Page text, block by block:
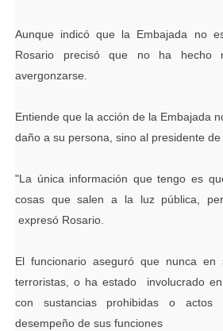
Aunque indicó que la Embajada no
Rosario precisó que no ha hecho
avergonzarse.
Entiende que la acción de la Embajada
daño a su persona, sino al presidente de
"La única información que tengo es
cosas que salen a la luz pública,
expresó Rosario.
El funcionario aseguró que nunca en
terroristas, o ha estado involucrado
con sustancias prohibidas o actos
desempeño de sus funciones